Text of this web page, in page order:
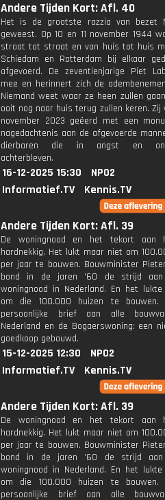
Andere Tijden Kort: Afl. 40
Het is de grootste razzia van bezet
geweest. Op 10 en 11 november 1944
straat tot straat en van huis tot huis
Schiedam en Rotterdam bij elkaar
afgevoerd. De zeventienjarige Piet
mee en herinnert zich de
Niemand weet waar ze heen zullen
ooit nog naar huis terug zullen keren. Zij
november 2023 geëerd met een
nagedachtenis aan de afgevoerde
dierbaren die in angst en
achterbleven.
16-12-2025 15:30
NPO2
Informatief.TV
Kennis.TV
Andere Tijden Kort: Afl. 39
De woningnood en het tekort aan
hardnekkig. Het lukt maar niet om
per jaar te bouwen. Bouwminister
bond in de jaren '60 de strijd
woningnood in Nederland. En het
om die 100.000 huizen te bouwen.
persoonlijke brief aan alle
Nederland en de Bogaerswoning: een
goedkoop gebouwd.
15-12-2025 12:30
NPO2
Informatief.TV
Kennis.TV
Andere Tijden Kort: Afl. 39
De woningnood en het tekort aan
hardnekkig. Het lukt maar niet om
per jaar te bouwen. Bouwminister
bond in de jaren '60 de strijd
woningnood in Nederland. En het
om die 100.000 huizen te bouwen.
persoonlijke brief aan alle